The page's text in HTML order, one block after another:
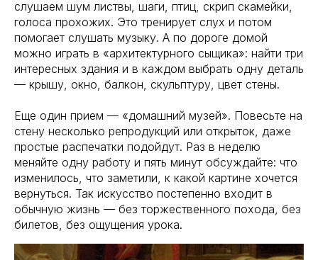
слушаем шум листвы, шаги, птиц, скрип скамейки,
голоса прохожих. Это тренирует слух и потом
помогает слушать музыку. А по дороге домой
можно играть в «архитектурного сыщика»: найти три
интересных здания и в каждом выбрать одну деталь
— крышу, окно, балкон, скульптуру, цвет стены.
Еще один прием — «домашний музей». Повесьте на
стену несколько репродукций или открыток, даже
простые распечатки подойдут. Раз в неделю
меняйте одну работу и пять минут обсуждайте: что
изменилось, что заметили, к какой картине хочется
вернуться. Так искусство постепенно входит в
обычную жизнь — без торжественного похода, без
билетов, без ощущения урока.